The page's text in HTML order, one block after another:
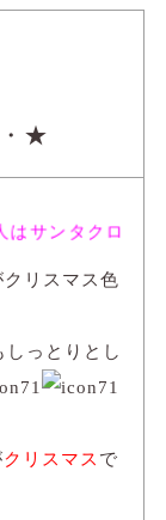
・★
タクロ～ス
リスマス色
っとりとし
クリスマス で